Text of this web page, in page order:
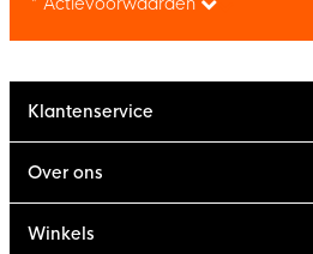
Klantenservice
Over ons
Winkels